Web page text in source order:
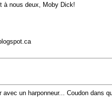
à nous deux, Moby Dick!
un harponneur... Coudon dans